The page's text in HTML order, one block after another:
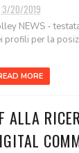
3/20/2019
NEWS -
profili per la
MORE
ALLA